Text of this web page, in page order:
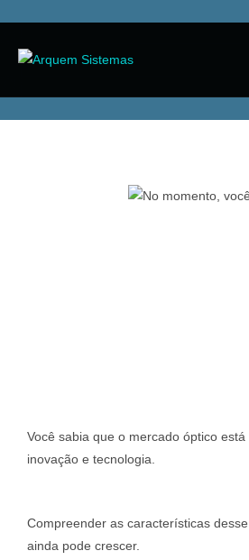
Você sabia que o mercado óptico
inovação e tecnologia.
Compreender as características
ainda pode crescer.